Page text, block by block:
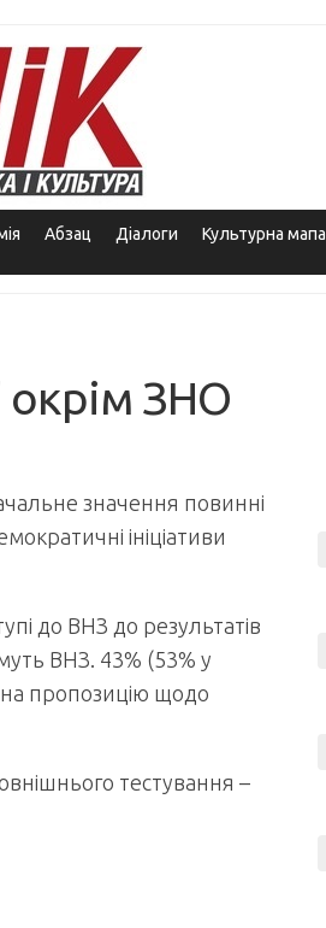
Абзац Діалоги Культурна мапа
окрім ЗНО
значення повинні
ініціативи
до ВНЗ до результатів
ВНЗ. 43% (53% у
на пропозицію щодо
тестування –